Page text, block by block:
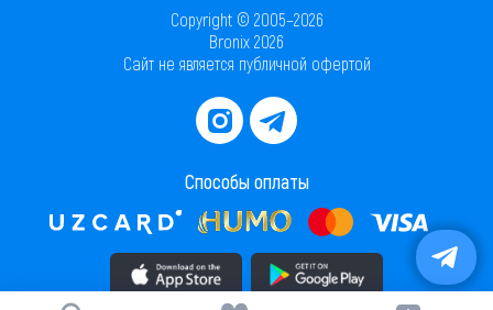
Copyright © 2005–2026
Bronix 2026
Сайт не является публичной офертой
Способы оплаты
Скачать приложение в AppStore Скачать приложение в PlayMarket